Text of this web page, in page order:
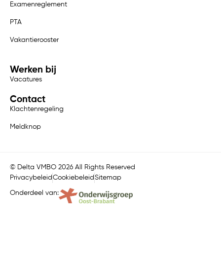
Examenreglement
PTA
Vakantierooster
Werken bij
Vacatures
Contact
Klachtenregeling
Meldknop
© Delta VMBO 2026 All Rights Reserved
Privacybeleid Cookiebeleid Sitemap
Onderdeel van: